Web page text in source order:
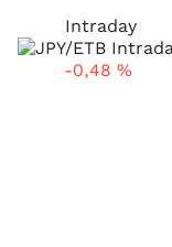
Intraday
-0,48 %